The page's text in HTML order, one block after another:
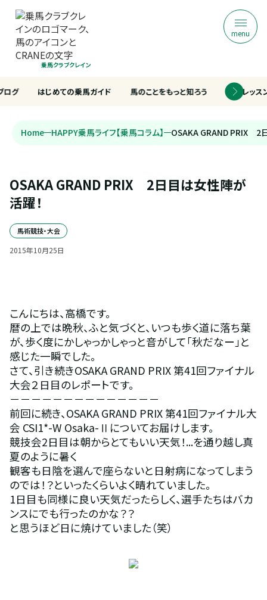
乗馬クラブクレイン
menu
はじめての乗馬ガイド 馬のことをもっと知ろう 乗馬レッス
ログ
Home HAPPY乗馬ライフ【乗馬コラム】 OSAKA GRAND PRIX 2
OSAKA GRAND PRIX　2日目は女性陣が
活躍！
馬術競技・大会
2015年10月25日
こんにちは、高橋です。
暦の上では晩秋、ふと気づくと、いつも歩く道に落ち葉
が、歩く度にかしゃっかしゃっと音がして「秋だなー」と
感じた一瞬でした。
さて、引き続きOSAKA GRAND PRIX 第41回ファイナル
大会２日目のレポートです。
－－－－－－－－－－－－－－
前回に続き、OSAKA GRAND PRIX 第41回ファイナル大
会 CSI1*-W Osaka-Ⅱについてお届けします。
競技会2日目は朝からとてもいい天気！...を通り越し真
夏のように暑く
観客も日陰を選んで座らないと日射病になってしまう
のでは！？といったくらいよく晴れていました。
1日目も同様に良い天気だったらしく、選手たちはバカ
ンスにでも行ったのかな？？
と思うほど日に焼けていました（笑）